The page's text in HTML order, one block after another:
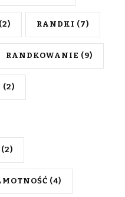
(2) RANDKI (7)
RANDKOWANIE (9)
(2)
(2)
(4)